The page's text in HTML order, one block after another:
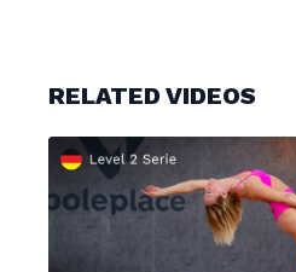
RELATED VIDEOS